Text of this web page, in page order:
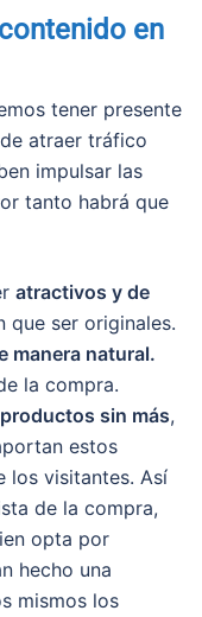
en
tener presente
atraer tráfico
impulsar las
tanto habrá que
atractivos y de
que ser originales.
manera natural.
la compra.
sin más,
estos
los visitantes. Así
de la compra,
opta por
hecho una
mismos los